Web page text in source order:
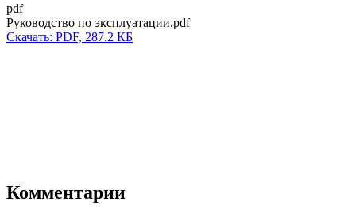
pdf
Руководство по эксплуатации.pdf
Скачать: PDF, 287.2 КБ
Комментарии